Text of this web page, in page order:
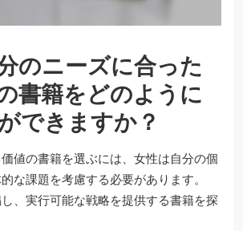
のニーズに合った
書籍をどのように
できますか？
値の書籍を選ぶには、女性は自分の個
な課題を考慮する必要があります。
、実行可能な戦略を提供する書籍を探